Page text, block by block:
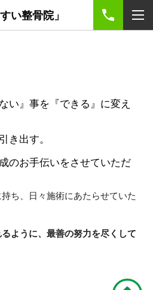
い整骨院」
い』事を『できる』に変え
き出す。
のお手伝いをさせていただ
ち、日々施術にあたらせていた
ように、最善の努力を尽くして